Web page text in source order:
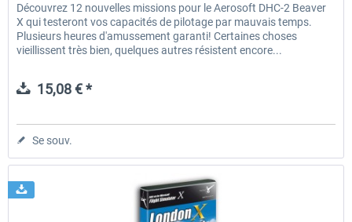
Découvrez 12 nouvelles missions pour le Aerosoft DHC-2 Beaver
X qui testeront vos capacités de pilotage par mauvais temps.
Plusieurs heures d'amussement garanti! Certaines choses
vieillissent très bien, quelques autres résistent encore...
15,08 € *
Se souv.